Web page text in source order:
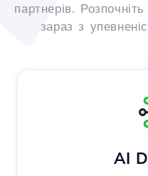
партнерів.
зараз з
AI